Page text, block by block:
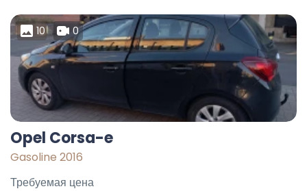
10 0
Opel Corsa-e
Gasoline 2016
Требуемая цена